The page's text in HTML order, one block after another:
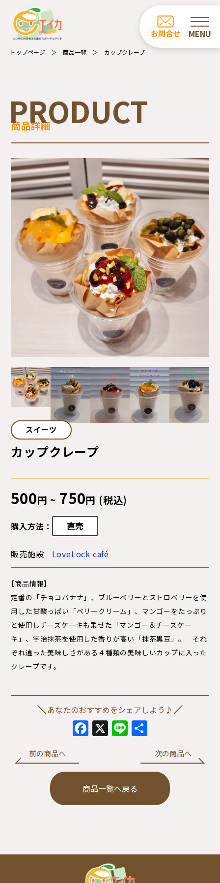
トップページ 商品一覧 カップクレープ
お問合せ
事業所の紹介
エイカについて
受注業務について
サイトマップ
プライバシーポリシー
ご利用ガイド
PRODUCT
商品詳細
スイーツ
カップクレープ
500円 ~ 750円 (税込)
購入方法： 直売
販売施設 LoveLock café
【商品情報】
定番の「チョコバナナ」、ブルーベリーとストロベリーを使
用した甘酸っぱい「ベリークリーム」、マンゴーをたっぷり
と使用しチーズケーキも乗せた「マンゴー＆チーズケー
キ」、宇治抹茶を使用した香りが高い「抹茶黒豆」。 それ
ぞれ違った美味しさがある４種類の美味しいカップに入った
クレープです。
あなたのおすすめをシェアしよう♪
Facebook
X Line
有
前の商品へ 次の商品へ
商品一覧へ戻る